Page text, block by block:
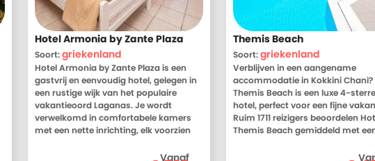
Hotel Armonia by Zante Plaza
Soort:griekenland
Hotel Armonia by Zante Plaza is een
gastvrij en eenvoudig hotel, gelegen in
een rustige wijk van het populaire
vakantieoord Laganas. Je wordt
verwelkomd in comfortabele kamers
met een nette inrichting, elk voorzien
perfect om te ontspannen na een
Vanaf
Themis Beach
Soort:griekenland
Verblijven in een aangename
accommodatie in Kokkini Chani?
Themis Beach is een luxe 4-
hotel, perfect voor een fijne
Ruim 1711 reizigers beoordelen
Themis Beach gemiddeld met
beoordelingen van Hotel Themis